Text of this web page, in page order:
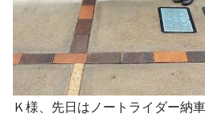
Ｋ様、先日はノートライダー納